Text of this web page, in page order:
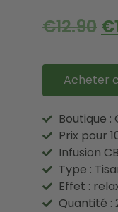
€12.90 €
Acheter
Boutique :
Prix pour
Infusion
Type :
Effet :
Quantité :